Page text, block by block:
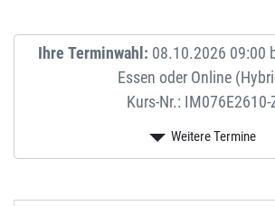
Ihre Terminwahl: 08.10.2026 09:00
Essen oder Online
Kurs-Nr.: IM076E2610-